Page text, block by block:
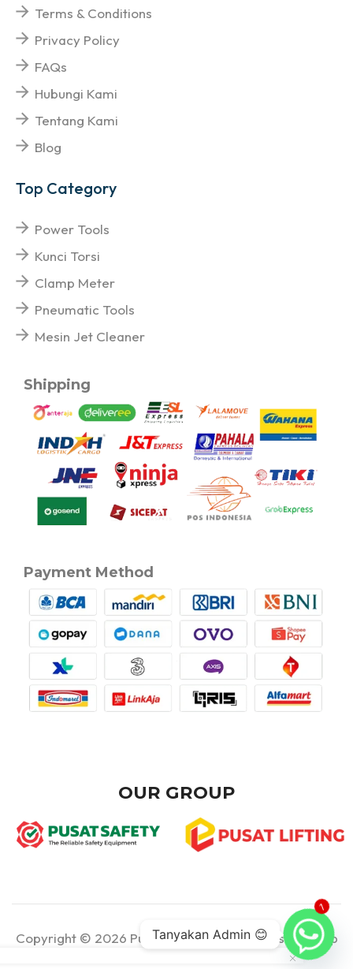
Terms & Conditions
Privacy Policy
FAQs
Hubungi Kami
Tentang Kami
Blog
Top Category
Power Tools
Kunci Torsi
Clamp Meter
Pneumatic Tools
Mesin Jet Cleaner
Shipping
Payment Method
OUR GROUP
Copyright © 2026 Pusat Teknik - Part of Pusat Group
1
Tanyakan Admin 😊